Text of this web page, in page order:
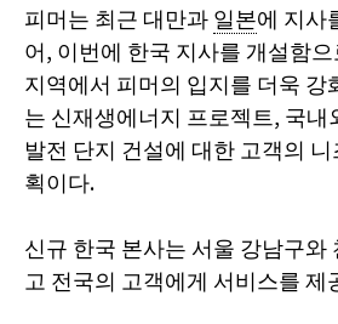
피머는 최근 대만과일본에 지사
어, 이번에 한국 지사를 개설함
지역에서 피머의 입지를 더욱 강
는 신재생에너지 프로젝트, 국
발전 단지 건설에 대한 고객의
획이다.
신규 한국 본사는 서울 강남구와
고 전국의 고객에게 서비스를 제